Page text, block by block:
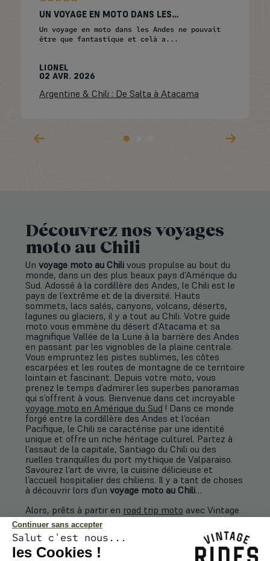
UN VOYAGE EN MOTO DANS LES…
Un voyage en moto dans les Andes ne pouvait
être que fantastique et celà a...
LIONEL
02 AVR. 2026
Argentine & Chili : De Salta à Atacama
Découvrez nos voyages
moto au Chili
Un voyage moto au Chili vous propulse au bout du
monde, dans un des plus beaux pays d’Amérique du
Sud. Adossé à la cordillère des Andes, le Chili est le
pays de l’extrême et de la diversité. Hauts
sommets, lacs salés, canyons, volcans, déserts,
lagunes ou glaciers, il y a tout au Chili. Votre guide
moto vous emmène du désert d’Atacama et sa
magnifique Vallée de la Lune à la barrière des Andes
en passant par les vignobles de la plaine centrale.
Vous empruntez les pistes sublimes, les côtes
escarpées et les routes de montagne de ce territoire
lointain et fascinant. Depuis votre moto, vous
prenez le temps d’admirer les superbes panoramas
qui s’offrent à vous. Bienvenue dans cet incroyable
voyage moto en Amérique du Sud ! Dans ce monde
forgé entre la cordillère des Andes et l’océan
Pacifique, le Chili se caractérise par une identité
unique et offre un riche héritage culturel. Partez à
l’assaut de la capitale, Santiago du Chili ou des
ruelles tranquilles du port mythique de Valparaiso.
Savourez l’art de vivre, la cuisine délicieuse et
l’accueil hospitalier des chiliens. Il y a tant de choses
à découvrir lors d’un voyage moto au Chili…
Alors, prêts à partir en road trip moto avec Vintage
Rides ?
QUAND PARTIR EN VOYAGE À MOTO AU
Continuer sans accepter
Salut c'est nous...
les Cookies !